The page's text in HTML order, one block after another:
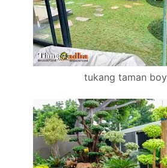
tukang taman